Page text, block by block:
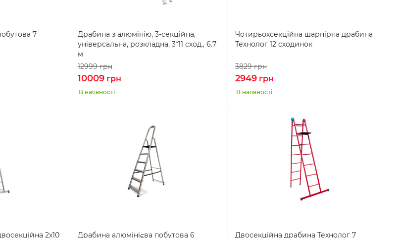
7
Драбина з алюмінію, 3-секційна,
універсальна, розкладна, 3*11 сход., 6.7
м
12999грн
10009грн
В наявності
Чотирьохсекційна шарнірна драбина
Технолог 12 сходинок
3829грн
2949грн
В наявності
2х10
Драбина алюмінієва побутова 6
Двосекційна драбина Технолог 7